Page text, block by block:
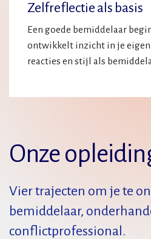
Zelfreflectie als basis
Een goede bemiddelaar
ontwikkelt inzicht in je
reacties en stijl als
Onze
Vier trajecten om je te
bemiddelaar,
conflictprofessional.